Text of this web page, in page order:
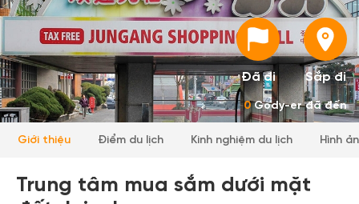
Đã đi Sắp đi
0Gody-er đã đến
Giới thiệu Điểm du lịch Kinh nghiệm du lịch Hình
Trung tâm mua sắm dưới mặt